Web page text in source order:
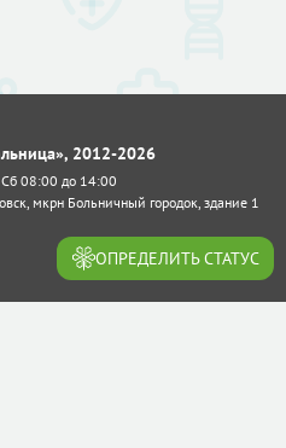
2012-2026
08:00 до 14:00
мкрн Больничный городок, здание 1
ОПРЕДЕЛИТЬ СТАТУС